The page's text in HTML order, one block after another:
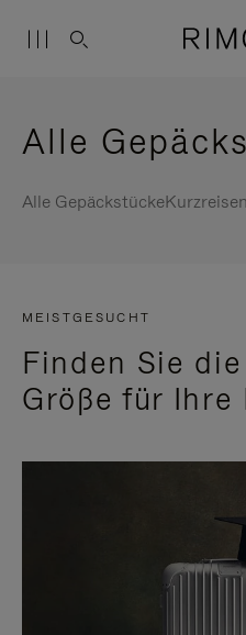
Alle
Alle GepäckstückeKurzreisen
MEISTGESUCHT
Finden Sie
Größe für Ihre